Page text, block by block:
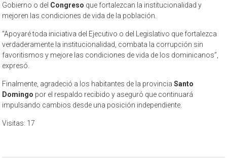
Gobierno o del Congreso que fortalezcan la institucionalidad y
mejoren las condiciones de vida de la población.
“Apoyaré toda iniciativa del Ejecutivo o del Legislativo que fortalezca
verdaderamente la institucionalidad, combata la corrupción sin
favoritismos y mejore las condiciones de vida de los dominicanos”,
expresó.
Finalmente, agradeció a los habitantes de la provinciaSanto
Domingo por el respaldo recibido y aseguró que continuará
impulsando cambios desde una posición independiente.
Visitas: 17